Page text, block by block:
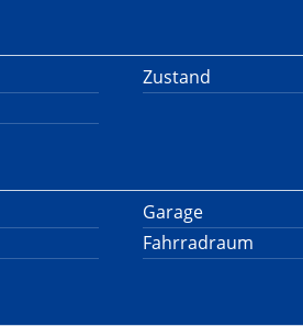
Zustand
Garage
Fahrradraum